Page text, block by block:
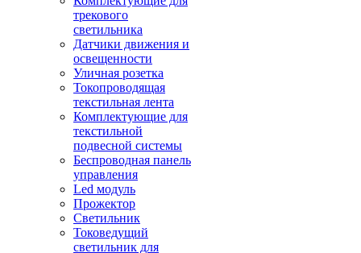
трекового
светильника
Датчики движения и
освещенности
Уличная розетка
Токопроводящая
текстильная лента
Комплектующие для
текстильной
подвесной системы
Беспроводная панель
управления
Led модуль
Прожектор
Светильник
Токоведущий
светильник для